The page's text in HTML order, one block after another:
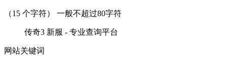
（15 个字符） 一般不超过80字符
传奇3 新服 - 专业查询平台
网站关键词